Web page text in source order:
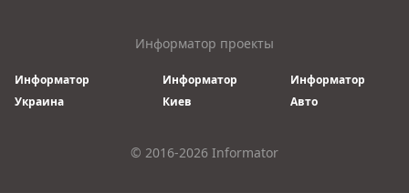
Информатор проекты
Информатор
Украина
Информатор
Киев
Информатор
Авто
© 2016-2026 Informator